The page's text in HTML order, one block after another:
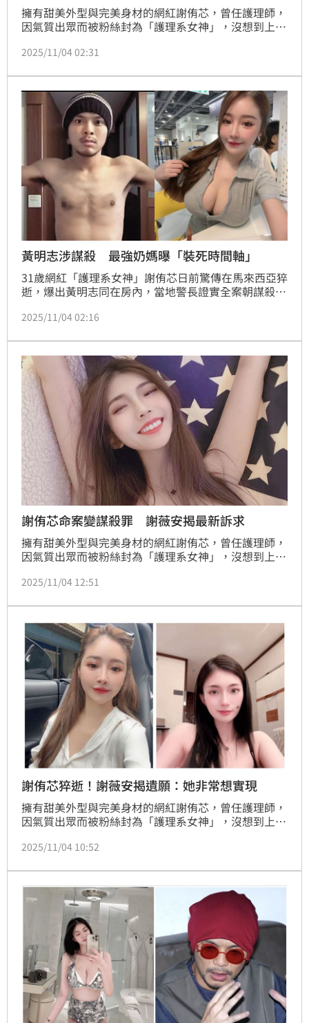
擁有甜美外型與完美身材的網紅謝侑芯，曾任護理師，
因氣質出眾而被粉絲封為「護理系女神」，沒想到上月
此案，《星洲網》則報導謝侑芯遺體在浴缸，但地上跟
事，經紀人Chris則正處理法律問題。
2025/11/04 02:31
黃明志涉謀殺 最強奶媽曝「裝死時間軸」
31歲網紅「護理系女神」謝侑芯日前驚傳在馬來西亞猝
逝，爆出黃明志同在房內，當地警長證實全案朝謀殺案
露，黃明志心裡有鬼，在人失聯時就曾發訊詢問，但對
歌」。
2025/11/04 02:16
謝侑芯命案變謀殺罪 謝薇安揭最新訴求
擁有甜美外型與完美身材的網紅謝侑芯，曾任護理師，
因氣質出眾而被粉絲封為「護理系女神」，沒想到上月
案，《星洲網》則報導謝侑芯遺體在浴缸，但地上跟浴
志，朝謀殺案的的方向偵辦，對此好友謝薇安也發聲。
2025/11/04 12:51
謝侑芯猝逝！謝薇安揭遺願：她非常想實現
擁有甜美外型與完美身材的網紅謝侑芯，曾任護理師，
因氣質出眾而被粉絲封為「護理系女神」，沒想到上月
案，《星洲網》則報導謝侑芯遺體在浴缸，但地上跟浴
前遺願。
2025/11/04 10:52